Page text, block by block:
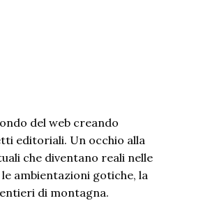
del web creando
editoriali. Un occhio alla
che diventano reali nelle
ambientazioni gotiche, la
di montagna.